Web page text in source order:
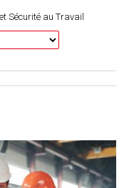
Sécurité au Travail